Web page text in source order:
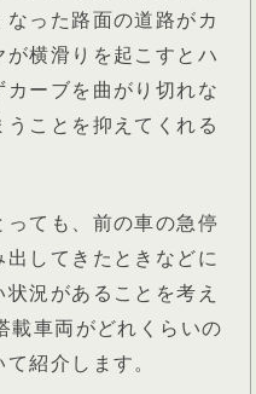
った路面の道路がカ
横滑りを起こすとハ
ーブを曲がり切れな
ことを抑えてくれる
ても、前の車の急停
してきたときなどに
況があることを考え
載車両がどれくらいの
紹介します。